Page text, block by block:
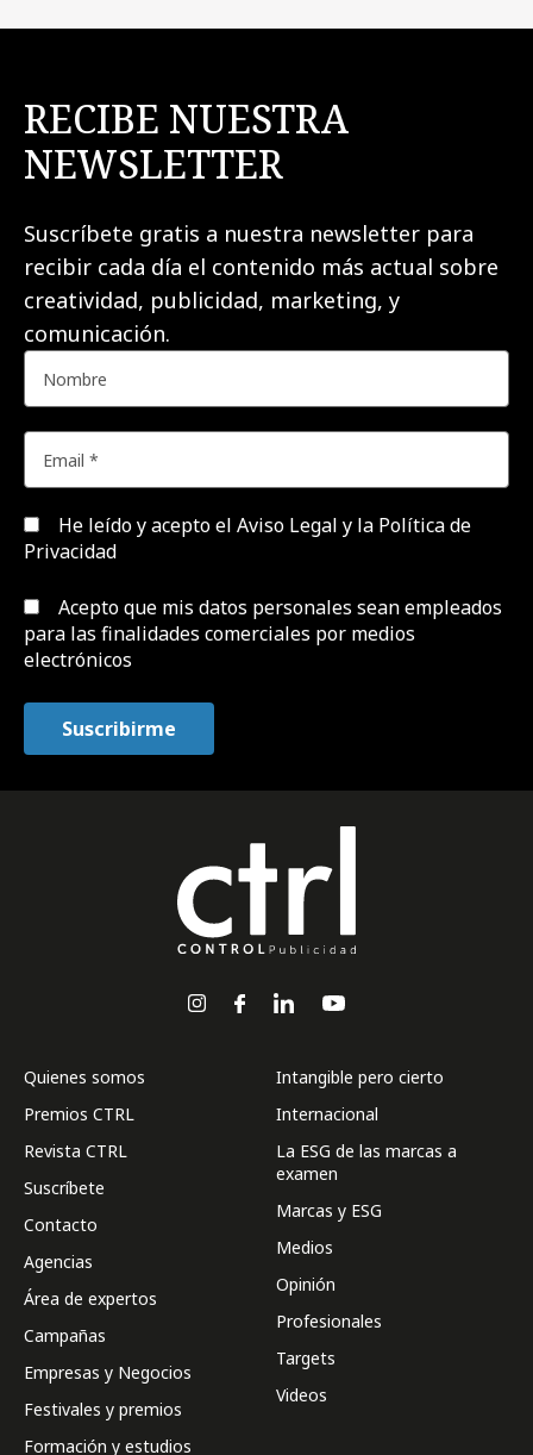
RECIBE NUESTRA
NEWSLETTER
Suscríbete gratis a nuestra newsletter para
recibir cada día el contenido más actual sobre
creatividad, publicidad, marketing, y
comunicación.
He leído y acepto el Aviso Legal y la Política de
Privacidad
Acepto que mis datos personales sean empleados
para las finalidades comerciales por medios
electrónicos
Quienes somos
Premios CTRL
Revista CTRL
Suscríbete
Contacto
Agencias
Área de expertos
Campañas
Empresas y Negocios
Festivales y premios
Formación y estudios
Intangible pero cierto
Internacional
La ESG de las marcas a
examen
Marcas y ESG
Medios
Opinión
Profesionales
Targets
Videos